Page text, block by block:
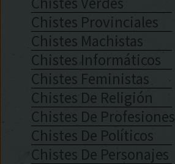
Chistes Provinciales
Chistes Machistas
Chistes Informáticos
Chistes Feministas
Chistes De Religión
Chistes De Profesiones
Chistes De Políticos
Chistes De Personajes